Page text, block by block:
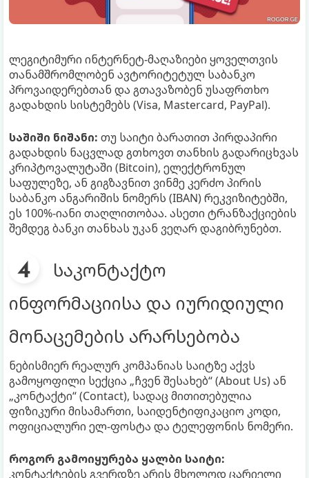
ლეგიტიმური ინტერნეტ-მაღაზიები ყოველთვის
თანამშრომლობენ ავტორიტეტულ საბანკო
პროვაიდერებთან და გთავაზობენ უსაფრთხო
გადახდის სისტემებს (Visa, Mastercard, PayPal).
საშიში ნიშანი: თუ საიტი ბარათით პირდაპირი
გადახდის ნაცვლად გთხოვთ თანხის გადარიცხვას
კრიპტოვალუტაში (Bitcoin), ელექტრონულ
საფულეზე, ან გიგზავნით ვინმე კერძო პირის
საბანკო ანგარიშის ნომერს (IBAN) რეკვიზიტებში,
ეს 100%-იანი თაღლითობაა. ასეთი ტრანზაქციების
შემდეგ ბანკი თანხას უკან ვეღარ დაგიბრუნებთ.
საკონტაქტო
ინფორმაციისა და იურიდიული
მონაცემების არარსებობა
ნებისმიერ რეალურ კომპანიას საიტზე აქვს
გამოყოფილი სექცია „ჩვენ შესახებ“ (About Us) ან
„კონტაქტი“ (Contact), სადაც მითითებულია
ფიზიკური მისამართი, საიდენტიფიკაციო კოდი,
ოფიციალური ელ-ფოსტა და ტელეფონის ნომერი.
როგორ გამოიყურება ყალბი საიტი:
კონტაქტების გვერდზე არის მხოლოდ ცარიელი